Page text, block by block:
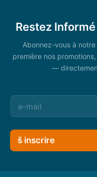
Restez
Abonnez-vous à
première nos
—
š inscrire